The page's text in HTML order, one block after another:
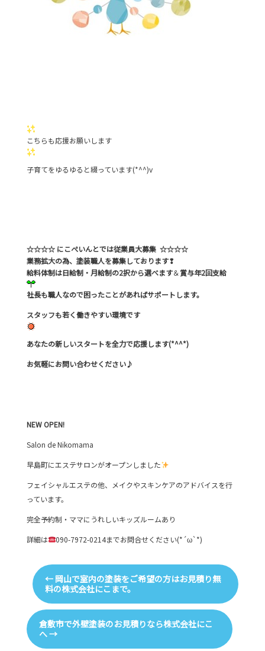
こちらも応援お願いします
子育てをゆるゆると綴っています(*^^)v
☆☆☆☆ にこぺいんとでは従業員大募集 ☆☆☆☆
業務拡大の為、塗装職人を募集しております❢
給料体制は日給制・月給制の2択から選べます＆賞与年2回支給
社長も職人なので困ったことがあればサポートします。
スタッフも若く働きやすい環境です
あなたの新しいスタートを全力で応援します(*^^*)
お気軽にお問い合わせください♪
NEW OPEN!
Salon de Nikomama
早島町にエステサロンがオープンしました
フェイシャルエステの他、メイクやスキンケアのアドバイスを行
っています。
完全予約制・ママにうれしいキッズルームあり
詳細は
090-7972-0214までお問合せください(*´ω`*)
←岡山で室内の塗装をご希望の方はお見積り無
料の株式会社にこまで。
倉敷市で外壁塗装のお見積りなら株式会社にこ
へ→